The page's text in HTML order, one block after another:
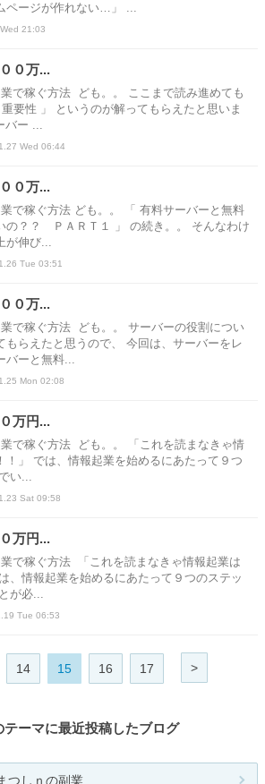
ページが作れない…」 ...
21:03
０万...
で稼ぐ方法 ども。。 ここまで読み進めても
要性 」 というのが解ってもらえたと思いま
ー ...
Wed 06:44
０万...
で稼ぐ方法 ども。。 「 有料サーバーと無料
の？？ ＰＡＲＴ１ 」 の続き。。 そんなわけ
伸び...
Tue 03:51
０万...
で稼ぐ方法 ども。。 サーバーの役割につい
もらえたと思うので、 今回は、サーバーをレ
バーと無料...
Mon 02:08
万円...
で稼ぐ方法 ども。。 「これを読まなきゃ情
！」 では、情報起業を始めるにあたって９つ
い...
Sat 09:58
万円...
で稼ぐ方法 「これを読まなきゃ情報起業は
、情報起業を始めるにあたって９つのステッ
が必...
Tue 06:53
14 15 16 17 >
テーマに最近投稿したブログ
しｎの副業...